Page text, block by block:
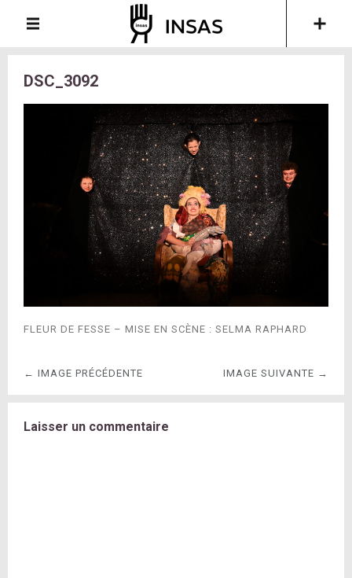
DSC_3092
FLEUR DE FESSE – MISE EN SCÈNE : SELMA RAPHARD
← IMAGE PRÉCÉDENTE IMAGE SUIVANTE →
Laisser un commentaire